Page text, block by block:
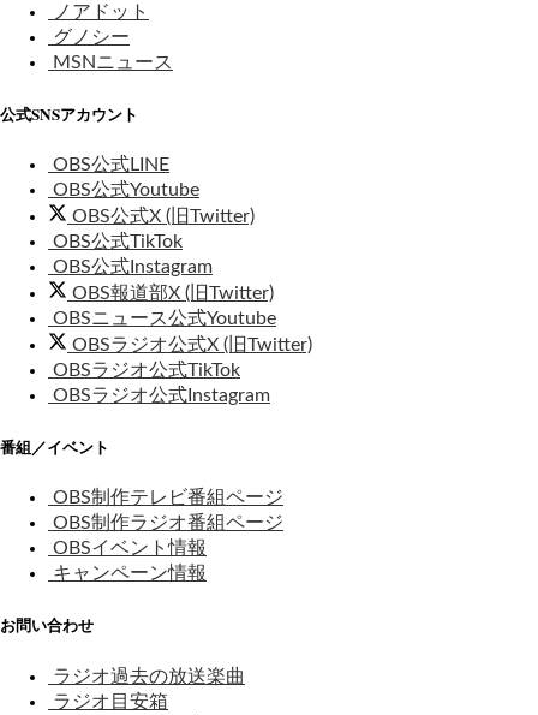
ノアドット
グノシー
MSNニュース
公式SNSアカウント
OBS公式LINE
OBS公式Youtube
OBS公式X (旧Twitter)
OBS公式TikTok
OBS公式Instagram
OBS報道部X (旧Twitter)
OBSニュース公式Youtube
OBSラジオ公式X (旧Twitter)
OBSラジオ公式TikTok
OBSラジオ公式Instagram
番組／イベント
OBS制作テレビ番組ページ
OBS制作ラジオ番組ページ
OBSイベント情報
キャンペーン情報
お問い合わせ
ラジオ過去の放送楽曲
ラジオ目安箱